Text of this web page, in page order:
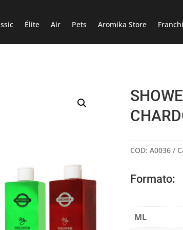
Élite Air Pets Aromika Store
COD: A0036
Formato:
ML